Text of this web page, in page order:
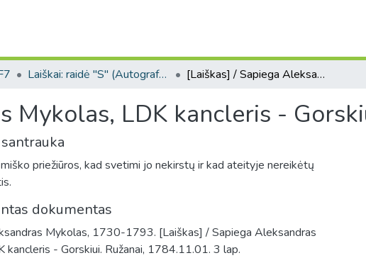
Laiškai: raidė "S" (Autografų kolekcija. F7) [Laiškas] / Sapiega Aleksandras Mykolas, LDK kancleris - Gorskiui.
Mykolas, LDK kancleris -
priežiūros, kad svetimi jo nekirstų ir kad ateityje nereikėtų
dokumentas
Mykolas, 1730-1793. [Laiškas] / Sapiega Aleksandras
kancleris - Gorskiui. Ružanai, 1784.11.01. 3 lap.